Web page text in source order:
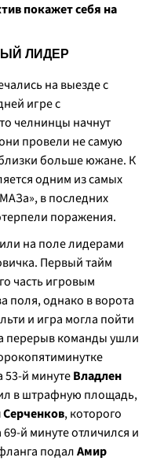
покажет себя на
ЛИДЕР
на выезде с
игре с
челнинцы начнут
провели не самую
больше южане. К
одним из самых
в последних
поражения.
на поле лидерами
Первый тайм
часть игровым
поля, однако в ворота
и игра могла пойти
перерыв команды ушли
53-й минутеВладлен
в штрафную площадь,
Серченков, которого
й минуте отличился и
подалАмир